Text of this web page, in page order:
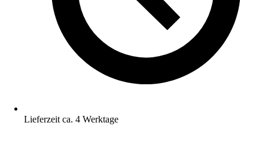
Lieferzeit ca. 4 Werktage